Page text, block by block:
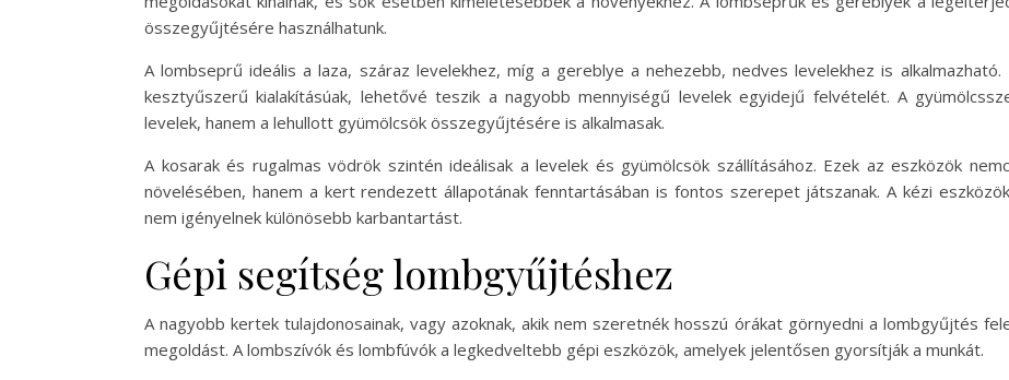
összegyűjtésére használhatunk.
A lombseprű ideális a laza, száraz levelekhez, míg a gereblye a nehezebb, nedves levelekhez is
kesztyűszerű kialakításúak, lehetővé teszik a nagyobb mennyiségű levelek egyidejű felvételét. A
levelek, hanem a lehullott gyümölcsök összegyűjtésére is alkalmasak.
A kosarak és rugalmas vödrök szintén ideálisak a levelek és gyümölcsök szállításához. Ezek az eszközök
növelésében, hanem a kert rendezett állapotának fenntartásában is fontos szerepet játszanak. A kézi
nem igényelnek különösebb karbantartást.
Gépi segítség lombgyűjtéshez
A nagyobb kertek tulajdonosainak, vagy azoknak, akik nem szeretnék hosszú órákat görnyedni a lombgyűjtés
megoldást. A lombszívók és lombfúvók a legkedveltebb gépi eszközök, amelyek jelentősen gyorsítják a munkát.